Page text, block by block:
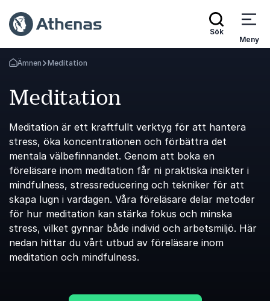
Sök
Meny
Gå tillbaka till startsidan
Ämnen Meditation
Meditation
Meditation är ett kraftfullt verktyg för att hantera
stress, öka koncentrationen och förbättra det
mentala välbefinnandet. Genom att boka en
föreläsare inom meditation får ni praktiska insikter i
mindfulness, stressreducering och tekniker för att
skapa lugn i vardagen. Våra föreläsare delar metoder
för hur meditation kan stärka fokus och minska
stress, vilket gynnar både individ och arbetsmiljö. Här
nedan hittar du vårt utbud av föreläsare inom
meditation och mindfulness.